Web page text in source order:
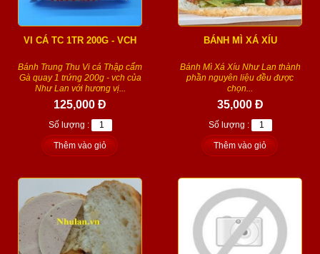
VI CÁ TC 1TR 200G - VCH
Bánh Trung Thu Vi cá Thập cẩm
Gà quay 1 trứng 200g - vch của
Như Lan với hương vị...
125,000 Đ
Số lượng :
Thêm vào giỏ
BÁNH MÌ XÁ XÍU
Bánh Mì Xá Xíu Như Lan thành
phần nguyên liệu đều được
chọn...
35,000 Đ
Số lượng :
Thêm vào giỏ